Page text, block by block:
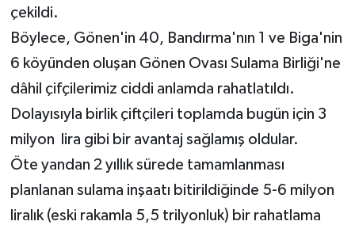
çekildi.
Böylece, Gönen'in 40, Bandırma'nın 1 ve Biga'nin
6 köyünden oluşan Gönen Ovası Sulama Birliği'ne
dâhil çifçilerimiz ciddi anlamda rahatlatıldı.
Dolayısıyla birlik çiftçileri toplamda bugün için 3
milyon lira gibi bir avantaj sağlamış oldular.
Öte yandan 2 yıllık sürede tamamlanması
planlanan sulama inşaatı bitirildiğinde 5-6 milyon
liralık (eski rakamla 5,5 trilyonluk) bir rahatlama